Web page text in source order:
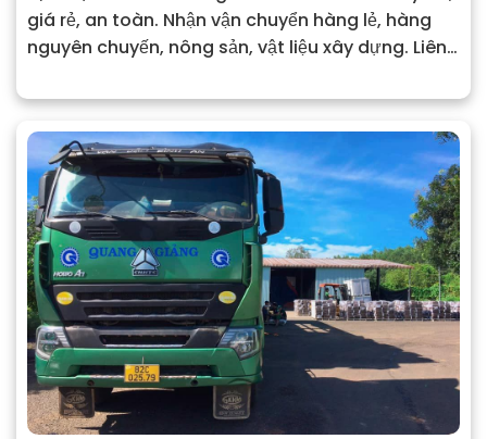
giá rẻ, an toàn. Nhận vận chuyển hàng lẻ, hàng
nguyên chuyến, nông sản, vật liệu xây dựng. Liên
chi tiết.